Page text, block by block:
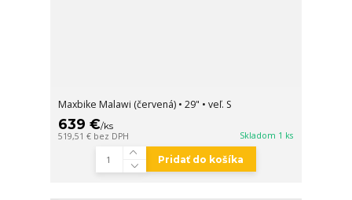
Maxbike Malawi (červená) • 29" • veľ. S
639 €/ks
519,51 € bez DPH Skladom 1 ks
Pridať do košíka